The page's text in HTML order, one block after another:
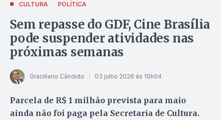
CULTURA POLÍTICA
Sem repasse do GDF, Cine Brasília
pode suspender atividades nas
próximas semanas
Graciliano Cândido 03 julho 2026 às 10h04
Parcela de R$ 1 milhão prevista para maio
ainda não foi paga pela Secretaria de Cultura.